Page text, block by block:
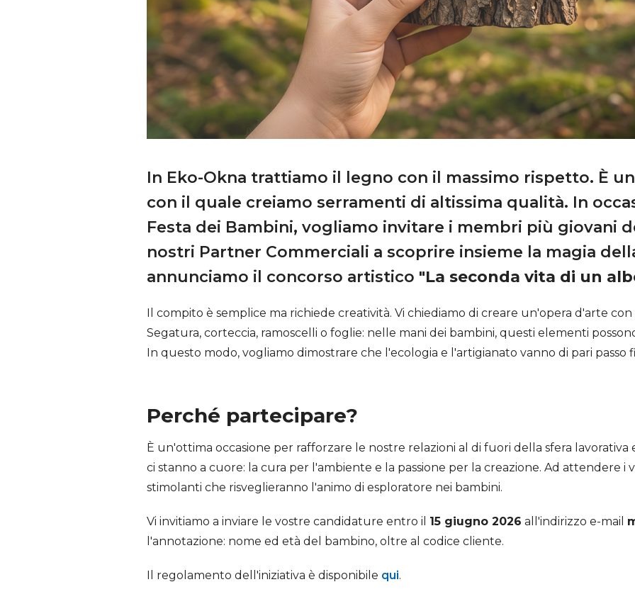
In Eko-Okna trattiamo il legno con il massimo rispetto. È
con il quale creiamo serramenti di altissima qualità. In
Festa dei Bambini, vogliamo invitare i membri più giovani
nostri Partner Commerciali a scoprire insieme la magia
annunciamo il concorso artistico "La seconda vita di un
Il compito è semplice ma richiede creatività. Vi chiediamo di creare un'opera d'arte
Segatura, corteccia, ramoscelli o foglie: nelle mani dei bambini, questi elementi
In questo modo, vogliamo dimostrare che l'ecologia e l'artigianato vanno di pari passo
Perché partecipare?
È un'ottima occasione per rafforzare le nostre relazioni al di fuori della sfera lavorativa
ci stanno a cuore: la cura per l'ambiente e la passione per la creazione. Ad attendere i
stimolanti che risveglieranno l'animo di esploratore nei bambini.
Vi invitiamo a inviare le vostre candidature entro il 15 giugno 2026 all'indirizzo e-mail
l'annotazione: nome ed età del bambino, oltre al codice cliente.
Il regolamento dell'iniziativa è disponibile qui.